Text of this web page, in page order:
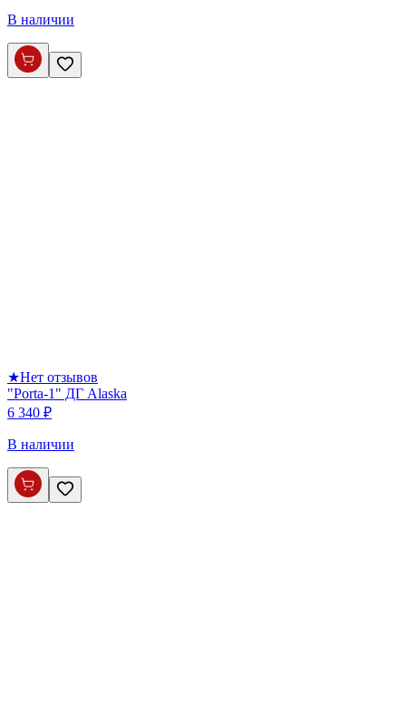
В наличии
★Нет отзывов
"Porta-1" ДГ Alaska
6 340 ₽
В наличии